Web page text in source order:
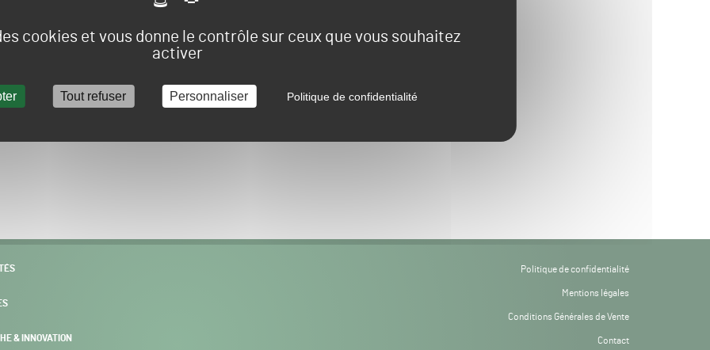
cookies et vous donne le contrôle sur ceux que vous souhaitez
activer
Tout refuser Personnaliser Politique de confidentialité
POURSUIVRE VERS E-SPACEVERT BY SALONVERT
& INNOVATION
Politique de confidentialité
Mentions légales
Conditions Générales de Vente
Contact